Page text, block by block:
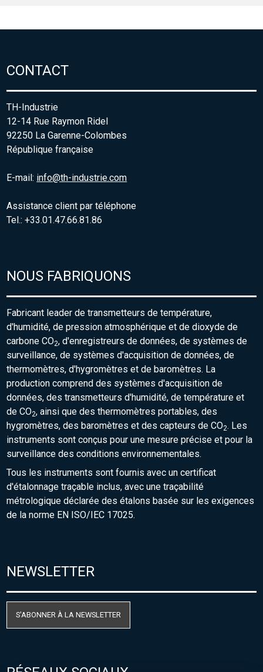
CONTACT
TH-Industrie
12-14 Rue Raymon Ridel
92250 La Garenne-Colombes
République française
E-mail: info@th-industrie.com
Assistance client par téléphone
Tel.: +33.01.47.66.81.86
NOUS FABRIQUONS
Fabricant leader de transmetteurs de température,
d'humidité, de pression atmosphérique et de dioxyde de
carbone CO2, d'enregistreurs de données, de systèmes de
surveillance, de systèmes d'acquisition de données, de
thermomètres, d'hygromètres et de baromètres. La
production comprend des systèmes d'acquisition de
données, des transmetteurs d'humidité, de température et
de CO2, ainsi que des thermomètres portables, des
hygromètres, des baromètres et des capteurs de CO2. Les
instruments sont conçus pour une mesure précise et pour la
surveillance des conditions environnementales.
Tous les instruments sont fournis avec un certificat
d'étalonnage traçable inclus, avec une traçabilité
métrologique déclarée des étalons basée sur les exigences
de la norme EN ISO/IEC 17025.
NEWSLETTER
S'ABONNER À LA NEWSLETTER